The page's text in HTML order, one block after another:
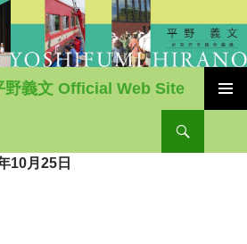
野義文 Official Web Site
10月25日